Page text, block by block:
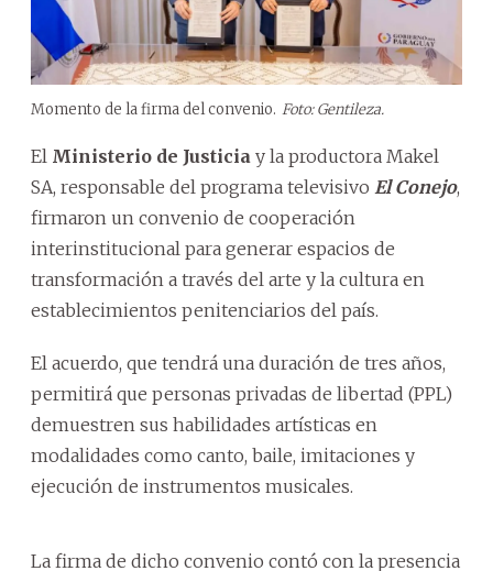
Momento de la firma del convenio. Foto: Gentileza.
El Ministerio de Justicia y la productora Makel
SA, responsable del programa televisivo El Conejo,
firmaron un convenio de cooperación
interinstitucional para generar espacios de
transformación a través del arte y la cultura en
establecimientos penitenciarios del país.
El acuerdo, que tendrá una duración de tres años,
permitirá que personas privadas de libertad (PPL)
demuestren sus habilidades artísticas en
modalidades como canto, baile, imitaciones y
ejecución de instrumentos musicales.
La firma de dicho convenio contó con la presencia